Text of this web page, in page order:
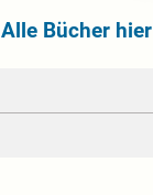
Alle Bücher hier